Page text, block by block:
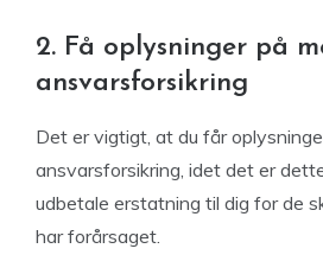
2. Få oplysninger på
ansvarsforsikring
Det er vigtigt, at du får
ansvarsforsikring, idet det er
udbetale erstatning til dig for de
har forårsaget.